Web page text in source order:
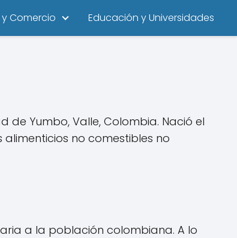
Comercio Educación y Universidades
de Yumbo, Valle, Colombia. Nació el
no comestibles no
a la población colombiana. A lo